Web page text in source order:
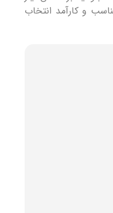
و کارآمد انتخاب